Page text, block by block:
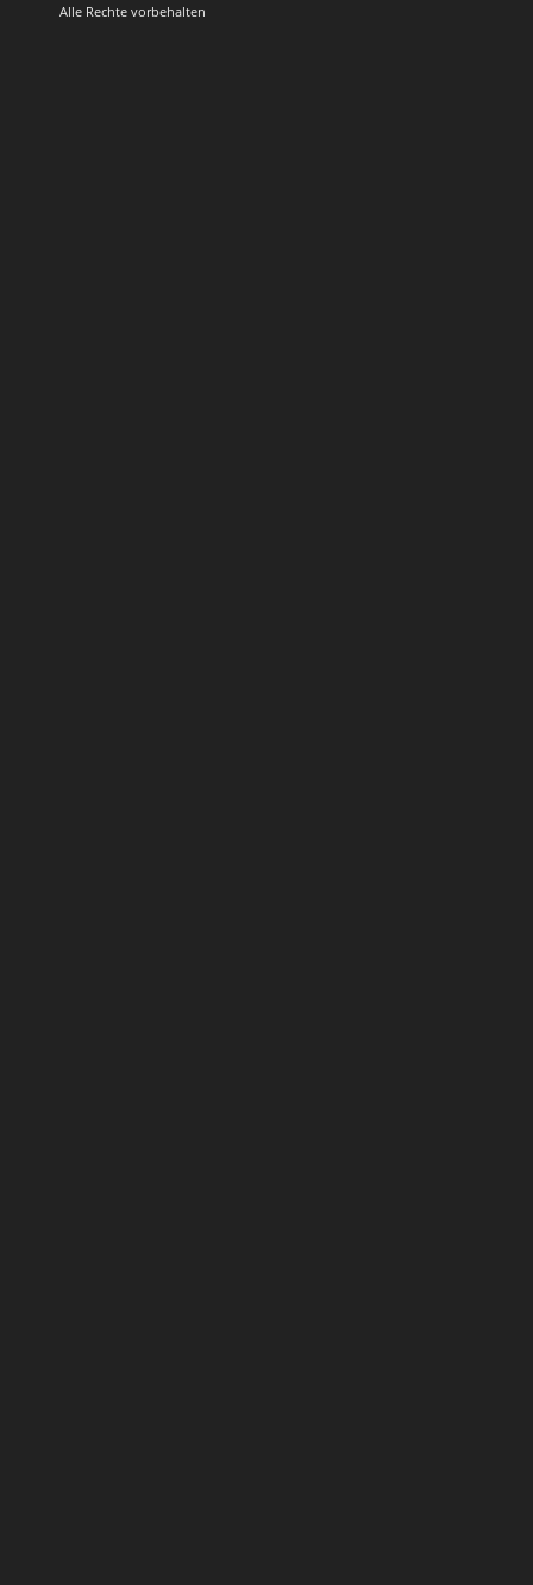
Alle Rechte vorbehalten